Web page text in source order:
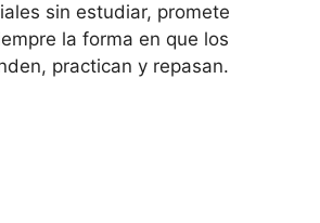
sin estudiar, promete
la forma en que los
practican y repasan.